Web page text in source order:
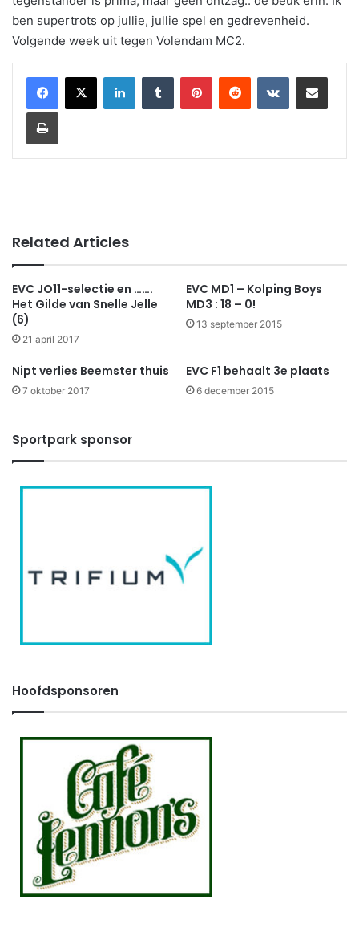
ben supertrots op jullie, jullie spel en gedrevenheid.
Volgende week uit tegen Volendam MC2.
LinkedInTumblr PinterestReddit VKontakteShare via Email
Print
Related Articles
EVC JO11-selectie en …….
Het Gilde van Snelle Jelle
(6)
21 april 2017
EVC MD1 – Kolping Boys
MD3 : 18 – 0!
13 september 2015
Nipt verlies Beemster thuis
7 oktober 2017
EVC F1 behaalt 3e plaats
6 december 2015
Sportpark sponsor
Hoofdsponsoren